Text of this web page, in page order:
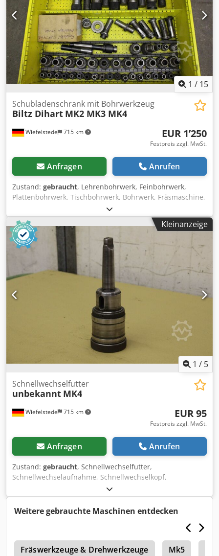
1 / 15
Wiefelstede 715 km
Schubladenschrank mit Bohrwerkzeug
Biltz Dihart MK2 MK3 MK4
EUR 1’250
Festpreis zzgl. MwSt.
Anfragen Anrufen
Zustand: gebraucht, Lehrenbohrwerk, Feinbohrwerk,
Plattenbohrwerk, Tischbohrwerk, Bohrwerk, Fräsmaschine,
Reihenbohrmaschine, Mehrspindelkopf, Bohrer,
Bohrwerkzeug, Reibahlen, Gewindeschneid-
Schnellwechselfutter -umfangreiches Werkzeugsortiment:
zum Bohren/Reiben/Gewinde schneiden Djdpfsfngw Uex
Afisck -Inhalt: siehe Bilder -Werkzeugschrank: 7
Schubladen -Abmessungen: 720/720/H1000 mm -Gewicht:
454 kg
Kleinanzeige
1 / 5
Wiefelstede 715 km
Schnellwechselfutter
unbekannt MK4
EUR 95
Festpreis zzgl. MwSt.
Anfragen Anrufen
Zustand: gebraucht, Schnellwechselfutter,
Schnellwechselaufnahme, Schnellwechselkopf,
Schnellspannbohraufnahme, Schnellwechseleinsatz -
Aufnahmeschaft: MK4 -Werkzeugaufnahme: MK4 -
Abmessungen: Ø 87/268 mm -Gewicht: 4,1 kg Dcedpfx Asd
Weitere gebrauchte Maschinen entdecken
Fräswerkzeuge & Drehwerkzeuge Mk5